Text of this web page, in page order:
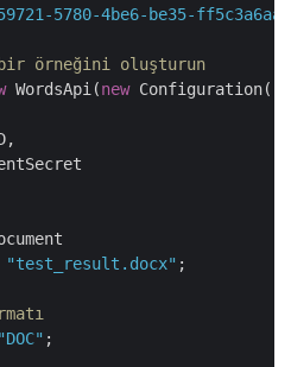
5780-4be6-be35-
bir örneğini oluşturun
WordsApi(new Configuration()
"test_result.docx" ;
"DOC" ;